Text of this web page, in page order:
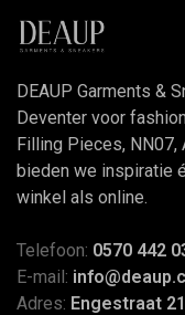
DEAUP Garments &
Deventer voor
Filling Pieces, NN07,
bieden we inspiratie
winkel als online.
Telefoon: 0570 442
E-mail:
Adres: Engestraat